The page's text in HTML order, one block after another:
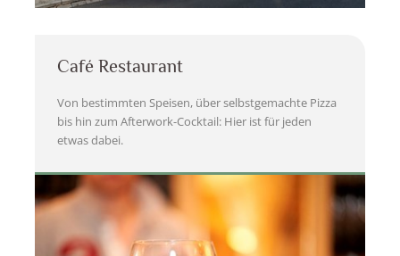
Café Restaurant
Von bestimmten Speisen, über selbstgemachte Pizza
bis hin zum Afterwork-Cocktail: Hier ist für jeden
etwas dabei.